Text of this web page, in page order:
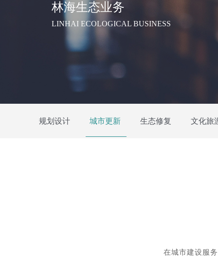
林海生态业务
LINHAI ECOLOGICAL BUSINESS
规划设计 城市更新 生态修复 文化旅
在城市建设服